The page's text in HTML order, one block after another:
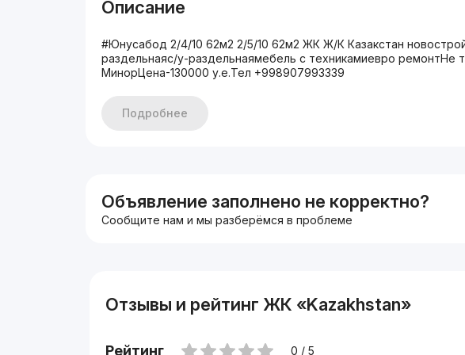
Описание
#Юнусабод 2/4/10 62м2 2/5/10 62м2 ЖК Ж/К Казакстан
раздельнаяс/у-раздельнаямебель с техникамиевро ремонтНе
МинорЦена-130000 у.е.Тел +998907993339
Подробнее
Объявление заполнено не корректно?
Сообщите нам и мы разберёмся в проблеме
Отзывы и рейтинг ЖК «Kazakhstan»
Рейтинг 0 / 5